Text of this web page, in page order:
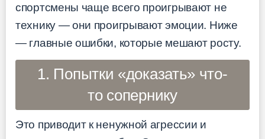
спортсмены чаще всего проигрывают не
технику — они проигрывают эмоции. Ниже
— главные ошибки, которые мешают росту.
1. Попытки «доказать» что-
то сопернику
Это приводит к ненужной агрессии и